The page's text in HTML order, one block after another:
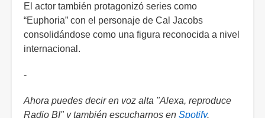
El actor también protagonizó series como
“Euphoria” con el personaje de Cal Jacobs
consolidándose como una figura reconocida a nivel
internacional.
-
Ahora puedes decir en voz alta "Alexa, reproduce
Radio BI" y también escucharnos en Spotify.